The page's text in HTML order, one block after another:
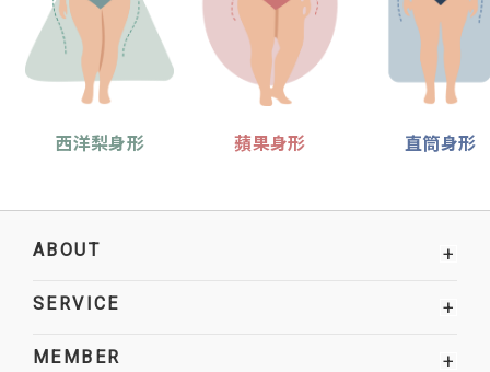
西洋梨身形 蘋果身形 直筒身形
ABOUT +
SERVICE +
MEMBER +